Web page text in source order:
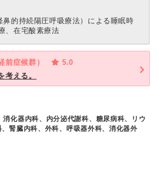
鼻的持続陽圧呼吸療法）による睡眠時
、在宅酸素療法
前症候群）
5.0
考える。
消化器内科、内分泌代謝科、糖尿病科、リウ
腎臓内科、外科、呼吸器外科、消化器外